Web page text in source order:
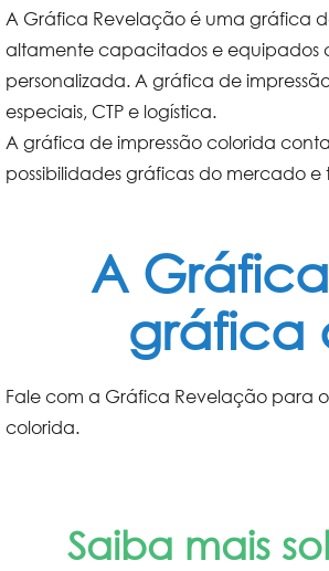
A Gráfica Revelação é uma gráfica
altamente capacitados e
personalizada. A gráfica de
especiais, CTP e logística.
A gráfica de impressão colorida
possibilidades gráficas do mercado e
A
gráfica
Fale com a Gráfica Revelação para
colorida.
Saiba mais